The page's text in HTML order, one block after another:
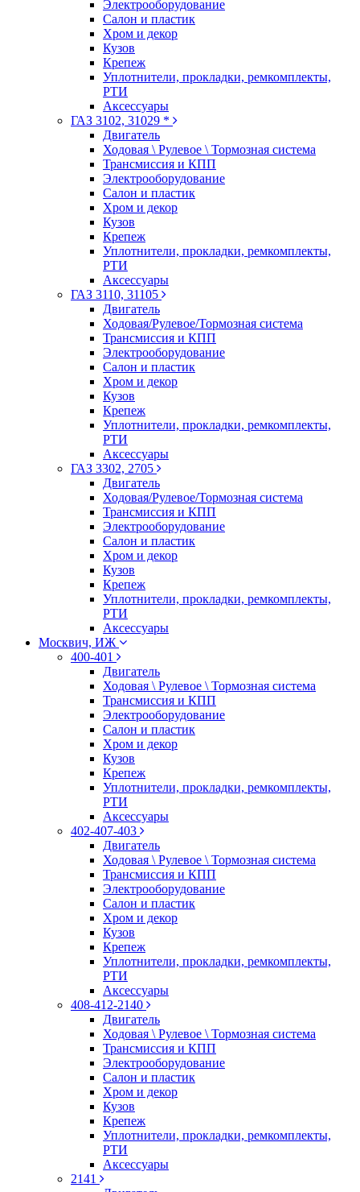
Электрооборудование
Салон и пластик
Хром и декор
Кузов
Крепеж
Уплотнители, прокладки, ремкомплекты,
РТИ
Аксессуары
ГАЗ 3102, 31029 *
Двигатель
Ходовая \ Рулевое \ Тормозная система
Трансмиссия и КПП
Электрооборудование
Салон и пластик
Хром и декор
Кузов
Крепеж
Уплотнители, прокладки, ремкомплекты,
РТИ
Аксессуары
ГАЗ 3110, 31105
Двигатель
Ходовая/Рулевое/Тормозная система
Трансмиссия и КПП
Электрооборудование
Салон и пластик
Хром и декор
Кузов
Крепеж
Уплотнители, прокладки, ремкомплекты,
РТИ
Аксессуары
ГАЗ 3302, 2705
Двигатель
Ходовая/Рулевое/Тормозная система
Трансмиссия и КПП
Электрооборудование
Салон и пластик
Хром и декор
Кузов
Крепеж
Уплотнители, прокладки, ремкомплекты,
РТИ
Аксессуары
Москвич, ИЖ
400-401
Двигатель
Ходовая \ Рулевое \ Тормозная система
Трансмиссия и КПП
Электрооборудование
Салон и пластик
Хром и декор
Кузов
Крепеж
Уплотнители, прокладки, ремкомплекты,
РТИ
Аксессуары
402-407-403
Двигатель
Ходовая \ Рулевое \ Тормозная система
Трансмиссия и КПП
Электрооборудование
Салон и пластик
Хром и декор
Кузов
Крепеж
Уплотнители, прокладки, ремкомплекты,
РТИ
Аксессуары
408-412-2140
Двигатель
Ходовая \ Рулевое \ Тормозная система
Трансмиссия и КПП
Электрооборудование
Салон и пластик
Хром и декор
Кузов
Крепеж
Уплотнители, прокладки, ремкомплекты,
РТИ
Аксессуары
2141